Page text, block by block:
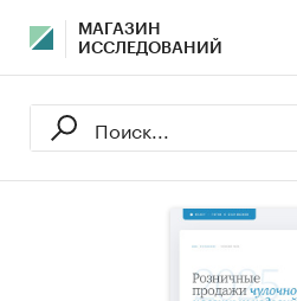
МАГАЗИН
ИССЛЕДОВАНИЙ